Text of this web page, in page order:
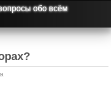
обо всём